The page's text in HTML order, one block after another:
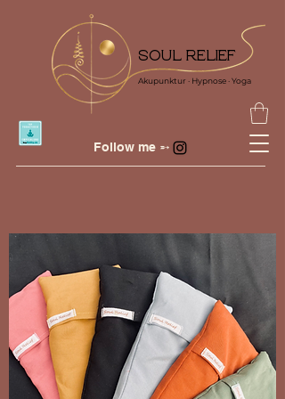
Follow me ➵
Akupunktur · Hypnose · Yoga
SOUL RELIEF